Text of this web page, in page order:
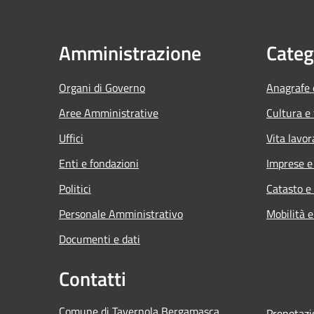
Amministrazione
Organi di Governo
Aree Amministrative
Uffici
Enti e fondazioni
Politici
Personale Amministrativo
Documenti e dati
Cultura
Vita
Imprese
Catasto
Mobilità
Contatti